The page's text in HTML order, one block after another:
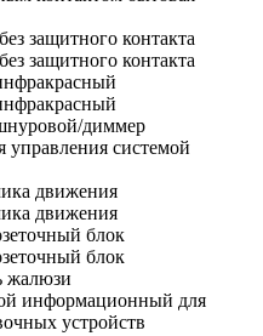
защитного контакта
защитного контакта
диммер
управления системой
движения
движения
блок
блок
жалюзи
информационный для
устройств